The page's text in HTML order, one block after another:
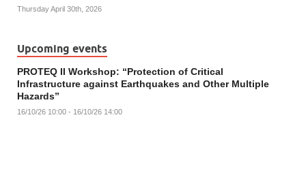
Thursday April 30th, 2026
Upcoming events
PROTEQ II Workshop: “Protection of Critical
Infrastructure against Earthquakes and Other Multiple
Hazards”
16/10/26 10:00 - 16/10/26 14:00